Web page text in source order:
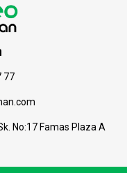
77
No:17 Famas Plaza A